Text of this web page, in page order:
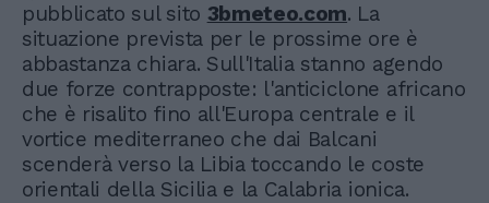
pubblicato sul sito 3bmeteo.com. La
situazione prevista per le prossime ore è
abbastanza chiara. Sull'Italia stanno agendo
due forze contrapposte: l'anticiclone africano
che è risalito fino all'Europa centrale e il
vortice mediterraneo che dai Balcani
scenderà verso la Libia toccando le coste
orientali della Sicilia e la Calabria ionica.